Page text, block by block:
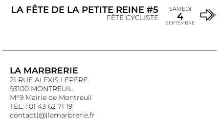
LA FÊTE DE LA PETITE REINE #5
FÊTE CYCLISTE
SAMEDI
4
SEPTEMBRE
LA MARBRERIE
21 RUE ALEXIS LEPÈRE
93100 MONTREUIL
M°9 Mairie de Montreuil
TÉL. : 01 43 62 71 19
contact(@)lamarbrerie.fr